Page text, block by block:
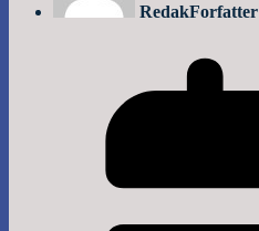
RedakForfatter